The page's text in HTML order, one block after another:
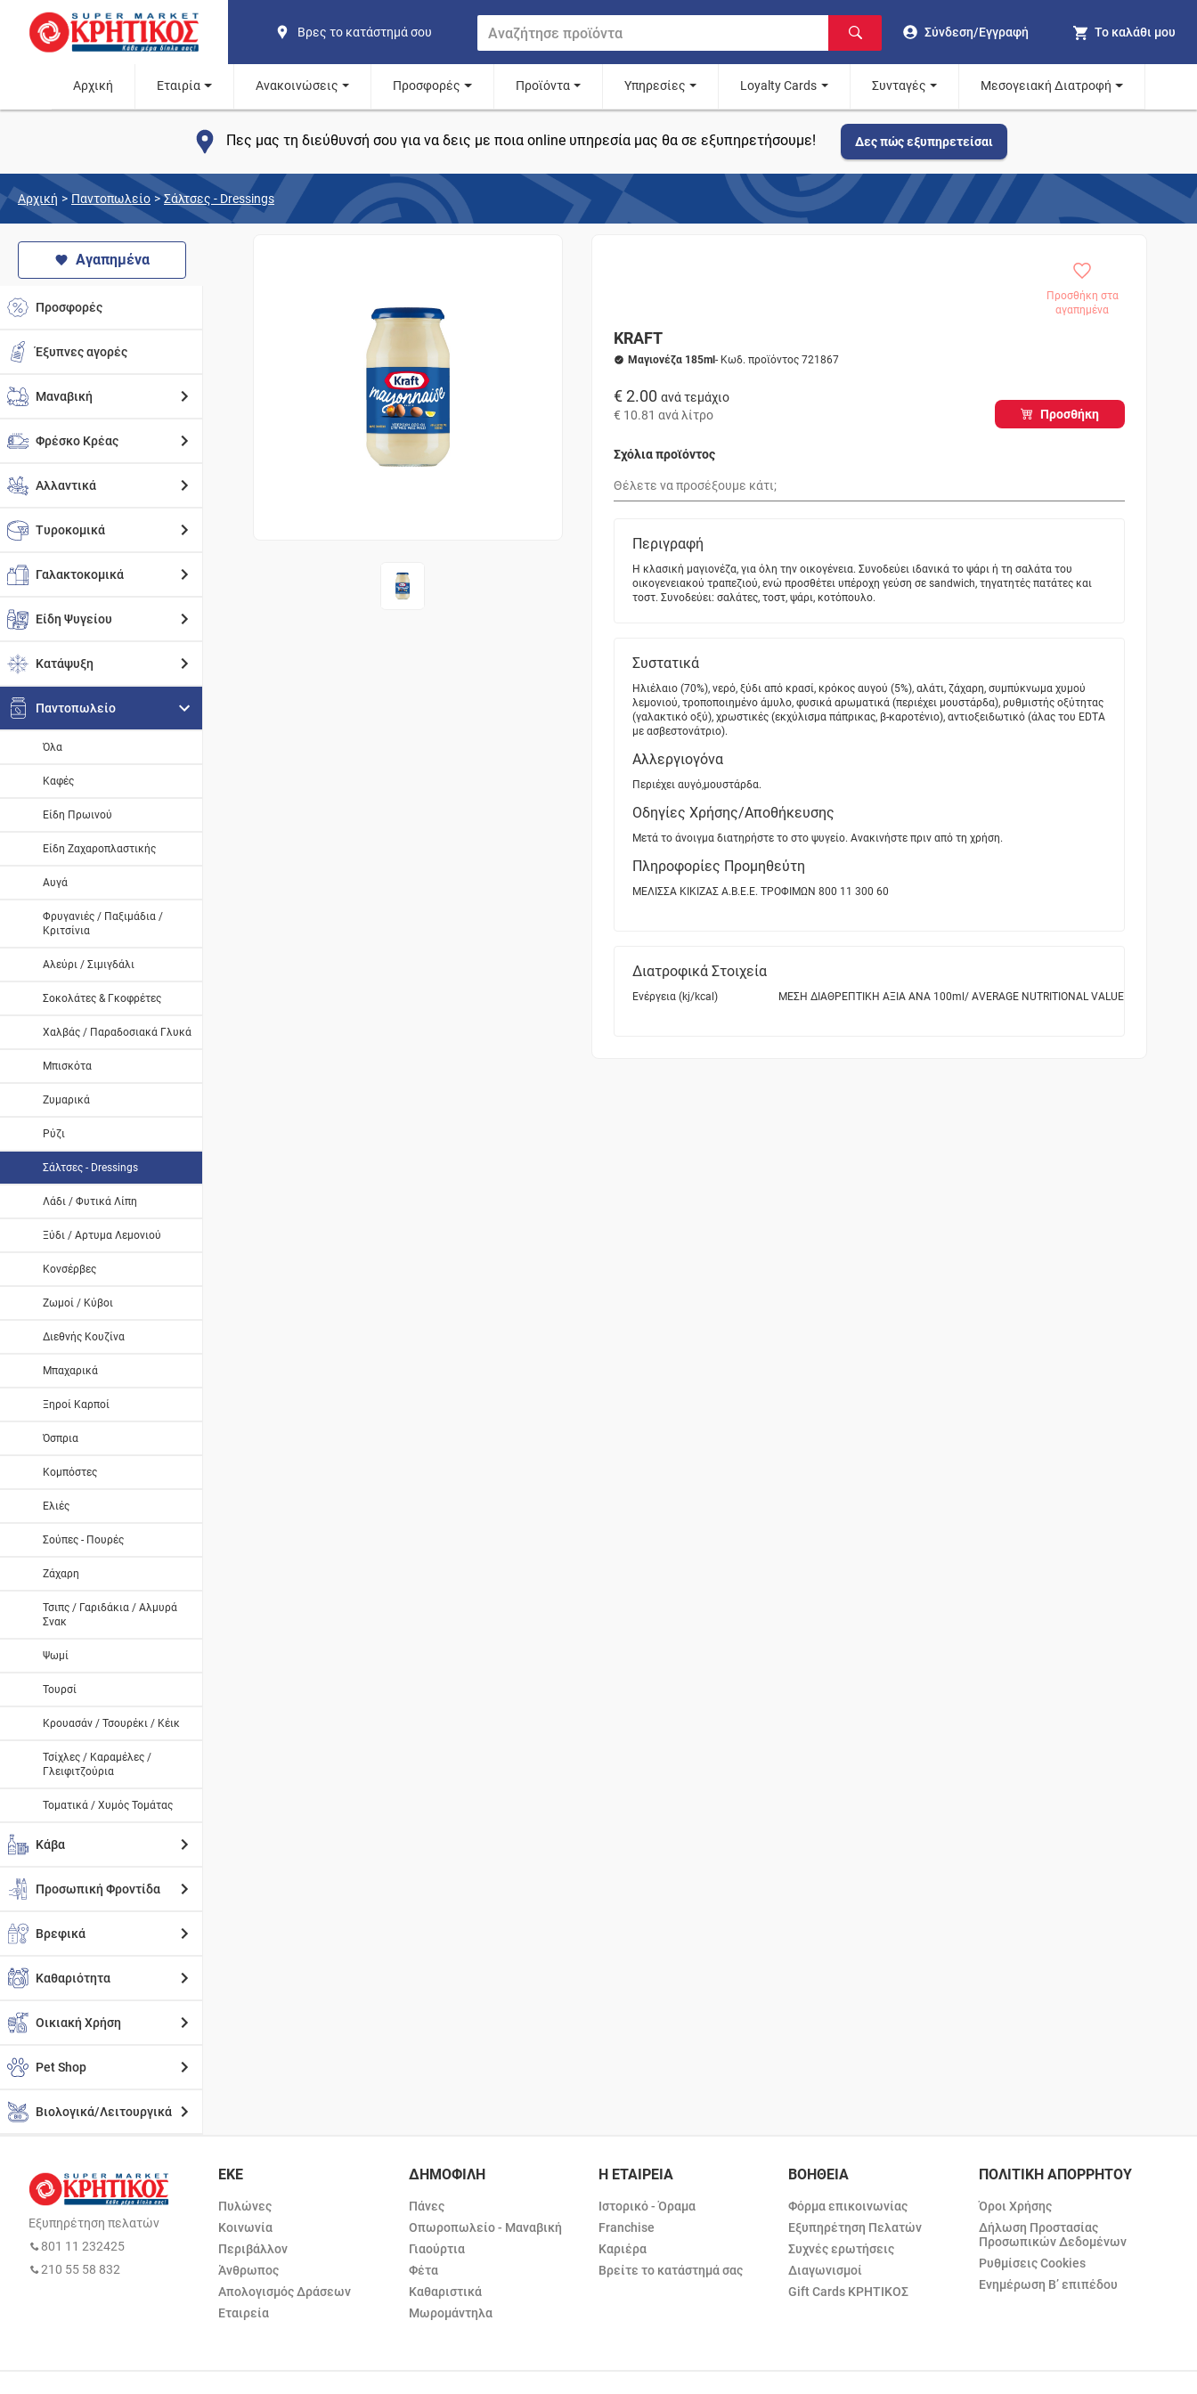
Βρες το κατάστημά σου Σύνδεση/Εγγραφή Το καλάθι μου
Αρχική Εταιρία Ανακοινώσεις Προσφορές Προϊόντα Υπηρεσίες Loyalty Cards Συνταγές Μεσογειακή Διατροφή
Πες μας τη διεύθυνσή σου για να δεις με ποια online υπηρεσία μας θα σε εξυπηρετήσουμε! Δες πώς εξυπηρετείσαι
Αρχική > Παντοπωλείο > Σάλτσες - Dressings
Αγαπημένα
Προσφορές
Έξυπνες αγορές
Μαναβική
Φρέσκο Κρέας
Αλλαντικά
Τυροκομικά
Γαλακτοκομικά
Είδη Ψυγείου
Κατάψυξη
Παντοπωλείο
Όλα
Καφές
Είδη Πρωινού
Είδη Ζαχαροπλαστικής
Αυγά
Φρυγανιές / Παξιμάδια /
Κριτσίνια
Αλεύρι / Σιμιγδάλι
Σοκολάτες & Γκοφρέτες
Χαλβάς / Παραδοσιακά Γλυκά
Μπισκότα
Ζυμαρικά
Ρύζι
Σάλτσες - Dressings
Λάδι / Φυτικά Λίπη
Ξύδι / Αρτυμα Λεμονιού
Κονσέρβες
Ζωμοί / Κύβοι
Διεθνής Κουζίνα
Μπαχαρικά
Ξηροί Καρποί
Όσπρια
Κομπόστες
Ελιές
Σούπες - Πουρές
Ζάχαρη
Τσιπς / Γαριδάκια / Αλμυρά
Σνακ
Ψωμί
Τουρσί
Κρουασάν / Τσουρέκι / Κέικ
Τσίχλες / Καραμέλες /
Γλειφιτζούρια
Τοματικά / Χυμός Τομάτας
Κάβα
Προσωπική Φροντίδα
Βρεφικά
Καθαριότητα
Οικιακή Χρήση
Pet Shop
Βιολογικά/Λειτουργικά
Προσθήκη στα
αγαπημένα
KRAFT
Μαγιονέζα 185ml - Κωδ. προϊόντος 721867
€ 2.00 ανά τεμάχιο
€ 10.81 ανά λίτρο Προσθήκη
Σχόλια προϊόντος
Περιγραφή
Η κλασική μαγιονέζα, για όλη την οικογένεια. Συνοδεύει ιδανικά το ψάρι ή τη σαλάτα του
οικογενειακού τραπεζιού, ενώ προσθέτει υπέροχη γεύση σε sandwich, τηγατητές πατάτες και
τοστ. Συνοδεύει: σαλάτες, τοστ, ψάρι, κοτόπουλο.
Συστατικά
Ηλιέλαιο (70%), νερό, ξύδι από κρασί, κρόκος αυγού (5%), αλάτι, ζάχαρη, συμπύκνωμα χυμού
λεμονιού, τροποποιημένο άμυλο, φυσικά αρωματικά (περιέχει μουστάρδα), ρυθμιστής οξύτητας
(γαλακτικό οξύ), χρωστικές (εκχύλισμα πάπρικας, β-καροτένιο), αντιοξειδωτικό (άλας του EDTA
με ασβεστονάτριο).
Αλλεργιογόνα
Περιέχει αυγό,μουστάρδα.
Οδηγίες Χρήσης/Αποθήκευσης
Μετά το άνοιγμα διατηρήστε το στο ψυγείο. Ανακινήστε πριν από τη χρήση.
Πληροφορίες Προμηθεύτη
ΜΕΛΙΣΣΑ ΚΙΚΙΖΑΣ Α.Β.Ε.Ε. ΤΡΟΦΙΜΩΝ 800 11 300 60
Διατροφικά Στοιχεία
Ενέργεια (kj/kcal) ΜΕΣΗ ΔΙΑΘΡΕΠΤΙΚΗ ΑΞΙΑ ANA 100ml/ ΑVERAGE NUTRITIONAL VALUE PER 100ml
Εξυπηρέτηση πελατών
801 11 232425
210 55 58 832
ΕΚΕ
Πυλώνες
Κοινωνία
Περιβάλλον
Άνθρωπος
Απολογισμός Δράσεων
Εταιρεία
ΔΗΜΟΦΙΛΗ
Πάνες
Οπωροπωλείο - Μαναβική
Γιαούρτια
Φέτα
Καθαριστικά
Μωρομάντηλα
Η ΕΤΑΙΡΕΙΑ
Ιστορικό - Όραμα
Franchise
Καριέρα
Βρείτε το κατάστημά σας
ΒΟΗΘΕΙΑ
Φόρμα επικοινωνίας
Εξυπηρέτηση Πελατών
Συχνές ερωτήσεις
Διαγωνισμοί
Gift Cards ΚΡΗΤΙΚΟΣ
ΠΟΛΙΤΙΚΗ ΑΠΟΡΡΗΤΟΥ
Όροι Χρήσης
Δήλωση Προστασίας
Προσωπικών Δεδομένων
Ρυθμίσεις Cookies
Ενημέρωση Β’ επιπέδου